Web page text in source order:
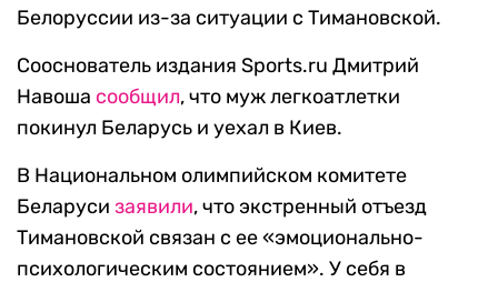
Белоруссии из-за ситуации с Тимановской.
Сооснователь издания Sports.ru Дмитрий
Навоша сообщил, что муж легкоатлетки
покинул Беларусь и уехал в Киев.
В Национальном олимпийском комитете
Беларуси заявили, что экстренный отъезд
Тимановской связан с ее «эмоционально-
психологическим состоянием». У себя в